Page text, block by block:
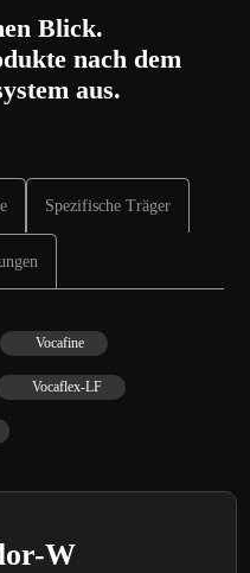
Blick.
nach dem
aus.
Spezifische Träger
Vocafine
Vocaflex-LF
W